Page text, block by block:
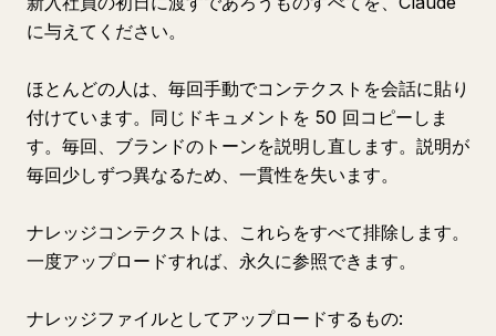
に与えてください。
ほとんどの人は、毎回手動でコンテクストを会話に貼り
付けています。同じドキュメントを 50 回コピーしま
す。毎回、ブランドのトーンを説明し直します。説明が
毎回少しずつ異なるため、一貫性を失います。
ナレッジコンテクストは、これらをすべて排除します。
一度アップロードすれば、永久に参照できます。
ナレッジファイルとしてアップロードするもの: